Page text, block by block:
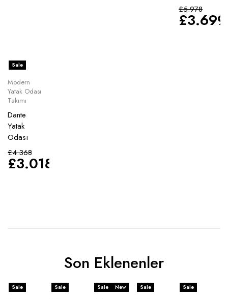
£5.978
£3.699
Sale
Modern
Yatak Odası
Takımı
Dante
Yatak
Odası
£4.368
£3.018
Son Eklenenler
Sale Sale Sale New Sale Sale